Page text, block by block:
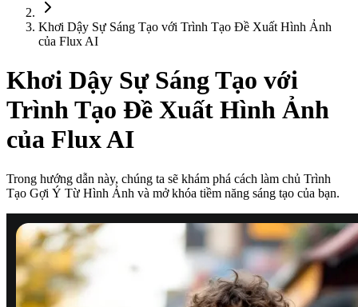
Khơi Dậy Sự Sáng Tạo với Trình Tạo Đề Xuất Hình Ảnh
của Flux AI
Khơi Dậy Sự Sáng Tạo với
Trình Tạo Đề Xuất Hình Ảnh
của Flux AI
Trong hướng dẫn này, chúng ta sẽ khám phá cách làm chủ Trình
Tạo Gợi Ý Từ Hình Ảnh và mở khóa tiềm năng sáng tạo của bạn.